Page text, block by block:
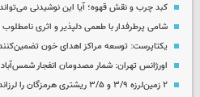
کبد چرب و نقش قهوه؛ آیا این نوشیدنی
شامی پرطرفدار با طعمی دلپذیر و اثری
یکتاپرست: توسعه مراکز اهدای خون
اورژانس تهران: شمار مصدومان انفجار شمس‌آباد به ۱۸ نفر
۲ زمین‌لرزه ۳/۹ و ۳/۵ ریشتری هرمزگان را لرزاند